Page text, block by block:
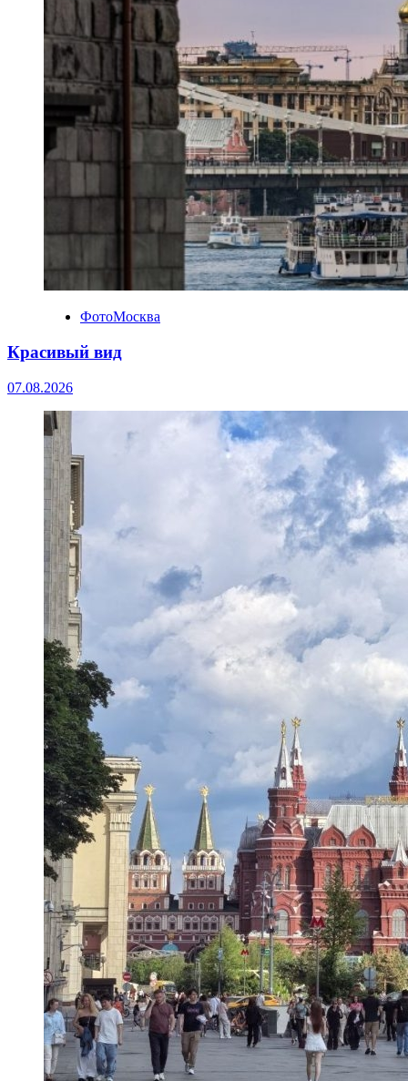
ФотоМосква
Красивый вид
07.08.2026